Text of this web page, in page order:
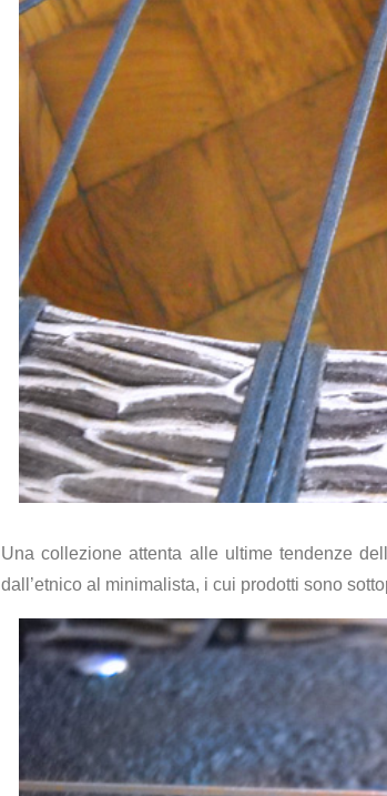
Una collezione attenta alle ultime tendenze
dall’etnico al minimalista, i cui prodotti sono